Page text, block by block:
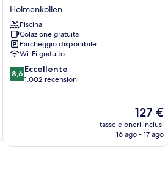
Moria
Hotell
Holmenkollen
Holmenkollen
Piscina
Colazione gratuita
Parcheggio disponibile
Wi-Fi gratuito
8.6
su
8,6 Eccellente
1.002 recensioni
Il
prezzo
attuale
127 €
tasse e oneri inclusi
16 ago - 17 ago